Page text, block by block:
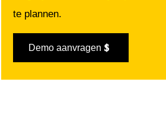
te plannen.
Demo aanvragen